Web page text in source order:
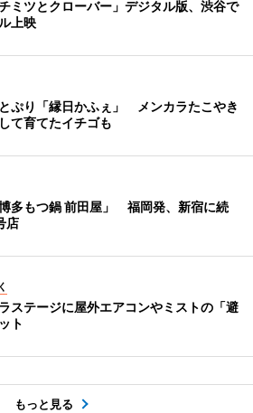
ミツとクローバー」デジタル版、渋谷で
上映
ぷり「縁日かふぇ」 メンカラたこやき
て育てたイチゴも
多もつ鍋 前田屋」 福岡発、新宿に続
店
ステージに屋外エアコンやミストの「避
ト
もっと見る